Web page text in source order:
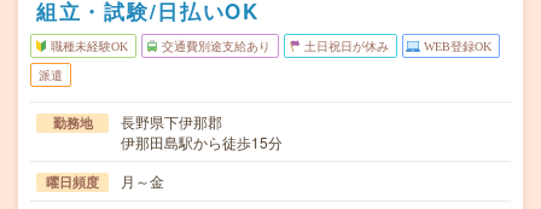
組立・試験/日払いOK
職種未経験OK 交通費別途支給あり 土日祝日が休み WEB登録OK
派遣
勤務地
長野県下伊那郡
伊那田島駅から徒歩15分
曜日頻度 月～金